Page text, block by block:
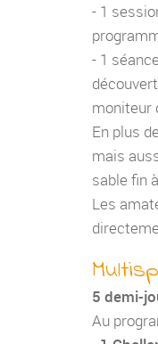
- 1
- 1
moniteur
En plus
mais
sable fin
Les
5 demi-
Au